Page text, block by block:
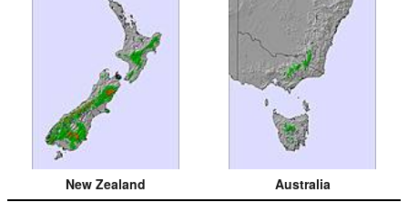
New Zealand Australia